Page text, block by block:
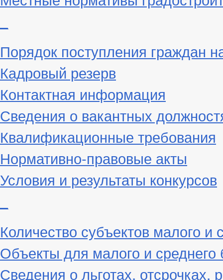
Порядок поступления граждан
Кадровый резерв
Контактная информация
Сведения о вакантных
Квалификационные требования
Нормативно-правовые акты
Условия и результаты конкурсов
Количество субъектов малого и
Объекты для малого и среднего
Сведения о льготах, отсрочках,